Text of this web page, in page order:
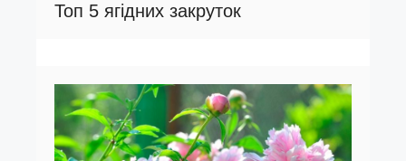
Топ 5 ягідних закруток